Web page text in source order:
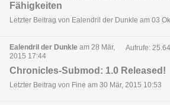
Fähigkeiten
Letzter Beitrag von Ealendril der Dunkle am 03
Ealendril der Dunkle am 28 Mär,
2015 17:44
Aufrufe:
Chronicles-Submod: 1.0 Released!
Letzter Beitrag von Fine am 30 Mär, 2015 10:53